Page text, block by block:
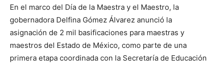
En el marco del Día de la Maestra y el Maestro, la
gobernadora Delfina Gómez Álvarez anunció la
asignación de 2 mil basificaciones para maestras y
maestros del Estado de México, como parte de una
primera etapa coordinada con la Secretaría de Educación